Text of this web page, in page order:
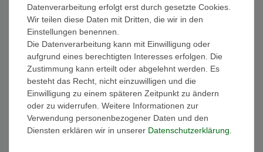
Top Serie Flussstein Handwaschbecken
Naturstein Waschschale Stein Findling Natur
Grau ca.40-45 cm
81,90 € *
In den Warenkorb
Datenverarbeitung erfolgt erst durch gesetzte Cookies.
Wir teilen diese Daten mit Dritten, die wir in den
Einstellungen benennen.
Die Datenverarbeitung kann mit Einwilligung oder
aufgrund eines berechtigten Interesses erfolgen. Die
Zustimmung kann erteilt oder abgelehnt werden. Es
besteht das Recht, nicht einzuwilligen und die
Einwilligung zu einem späteren Zeitpunkt zu ändern
oder zu widerrufen. Weitere Informationen zur
Verwendung personenbezogener Daten und den
Diensten erklären wir in unserer Daten­schutz­erklärung